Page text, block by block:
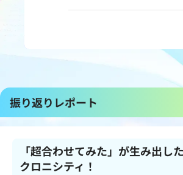
振り返りレポート
「超合わせてみた」が生み出し
クロニシティ！